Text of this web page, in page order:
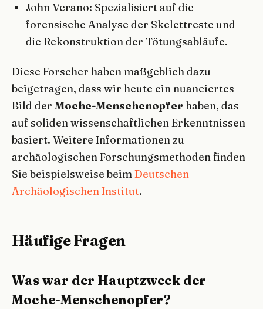
John Verano: Spezialisiert auf die
forensische Analyse der Skelettreste und
die Rekonstruktion der Tötungsabläufe.
Diese Forscher haben maßgeblich dazu
beigetragen, dass wir heute ein nuanciertes
Bild der Moche-Menschenopfer haben, das
auf soliden wissenschaftlichen Erkenntnissen
basiert. Weitere Informationen zu
archäologischen Forschungsmethoden finden
Sie beispielsweise beimDeutschen
Archäologischen Institut.
Häufige Fragen
Was war der Hauptzweck der
Moche-Menschenopfer?